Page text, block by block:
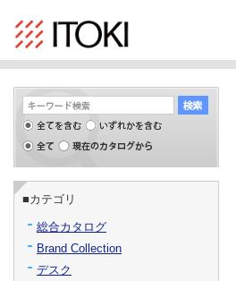
■カテゴリ
総合カタログ
Brand Collection
デスク